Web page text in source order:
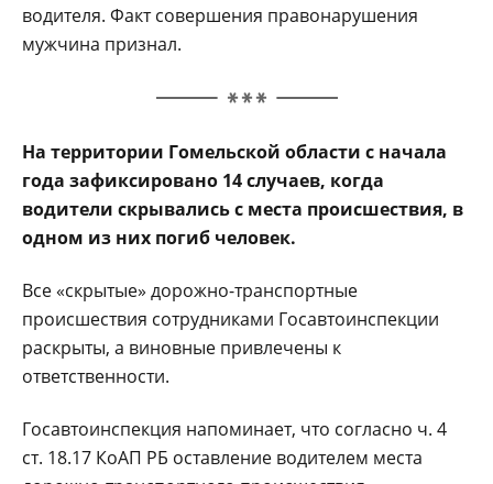
водителя. Факт совершения правонарушения
мужчина признал.
На территории Гомельской области с начала
года зафиксировано 14 случаев, когда
водители скрывались с места происшествия, в
одном из них погиб человек.
Все «скрытые» дорожно-транспортные
происшествия сотрудниками Госавтоинспекции
раскрыты, а виновные привлечены к
ответственности.
Госавтоинспекция напоминает, что согласно ч. 4
ст. 18.17 КоАП РБ оставление водителем места